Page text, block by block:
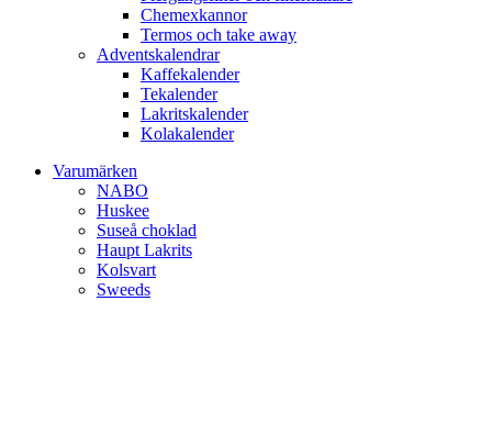
Chemexkannor
Termos och take away
Adventskalendrar
Kaffekalender
Tekalender
Lakritskalender
Kolakalender
Varumärken
NABO
Huskee
Suseå choklad
Haupt Lakrits
Kolsvart
Sweeds